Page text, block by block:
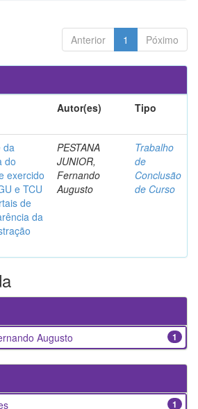
Anterior 1 Póximo
Autor(es) Tipo
da
do
exercido
e TCU
de
da
PESTANA
JUNIOR,
Fernando
Augusto
Trabalho
de
Conclusão
de Curso
1
Augusto
1